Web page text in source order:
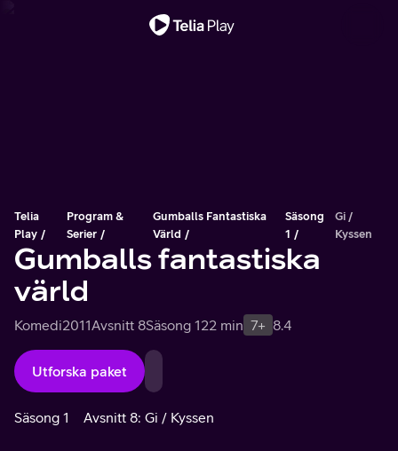
Telia
Play
Program &
Serier
Gumballs Fantastiska
Värld
Säsong
1
Gi /
Kyssen
Gumballs fantastiska
värld
Komedi2011Avsnitt 8Säsong 122 min 7+ 8.4
Utforska paket
Säsong 1 Avsnitt 8: Gi / Kyssen